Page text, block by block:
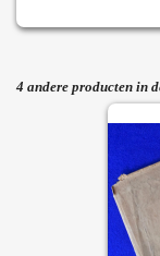
4 andere producten in